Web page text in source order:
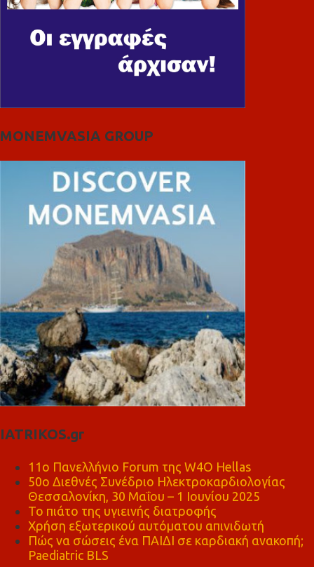
MONEMVASIA GROUP
IATRIKOS.gr
11ο Πανελλήνιο Forum της W4O Hellas
50ο Διεθνές Συνέδριο Ηλεκτροκαρδιολογίας
Θεσσαλονίκη, 30 Μαΐου – 1 Ιουνίου 2025
Το πιάτο της υγιεινής διατροφής
Χρήση εξωτερικού αυτόματου απινιδωτή
Πώς να σώσεις ένα ΠΑΙΔΙ σε καρδιακή ανακοπή;
Paediatric BLS